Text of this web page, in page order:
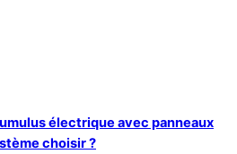
électrique avec panneaux
choisir ?